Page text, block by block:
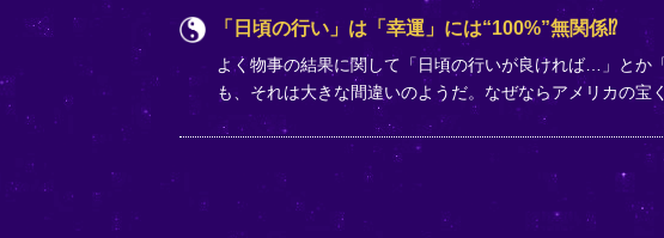
「日頃の行い」は「幸運」には“100%”無関係⁉
よく物事の結果に関して「日頃の行いが良ければ…」と
も、それは大きな間違いのようだ。なぜならアメリカの宝